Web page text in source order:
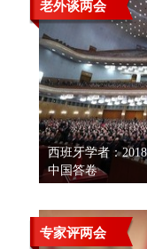
老外谈两会
西班牙学者：
中国答卷
专家评两会